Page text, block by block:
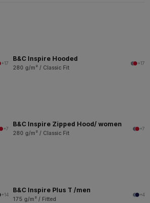
+17
B&C Inspire Hooded
280 g/m² / Classic Fit
+17
+7
B&C Inspire Zipped Hood/ women
280 g/m² / Classic Fit
+7
+14
B&C Inspire Plus T /men
175 g/m² / Fitted
+4